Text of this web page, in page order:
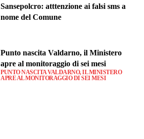
Sansepolcro: atttenzione ai falsi sms a
nome del Comune
Punto nascita Valdarno, il Ministero
apre al monitoraggio di sei mesi
PUNTO NASCITA VALDARNO, IL MINISTERO
APRE AL MONITORAGGIO DI SEI MESI